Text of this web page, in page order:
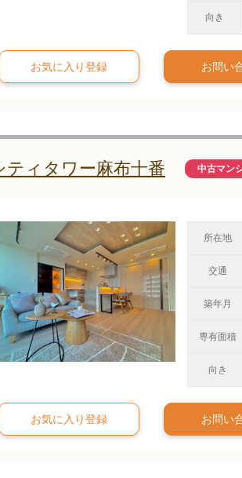
向き
お問い
ティタワー麻布十番 中古マン
所在地
交通
築年月
専有面積
向き
お問い